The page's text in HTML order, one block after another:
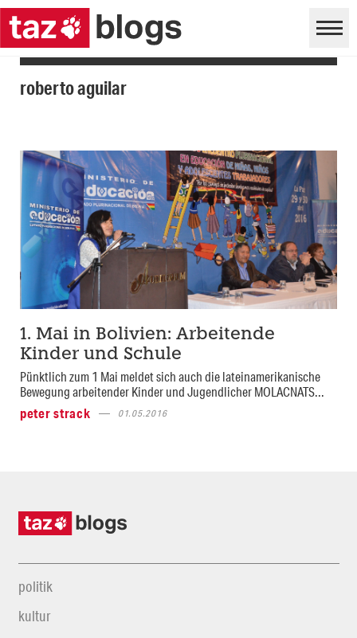
roberto aguilar
1. Mai in Bolivien: Arbeitende
Kinder und Schule
Pünktlich zum 1 Mai meldet sich auch die lateinamerikanische
Bewegung arbeitender Kinder und Jugendlicher MOLACNATS...
peter strack
01.05.2016
politik
kultur